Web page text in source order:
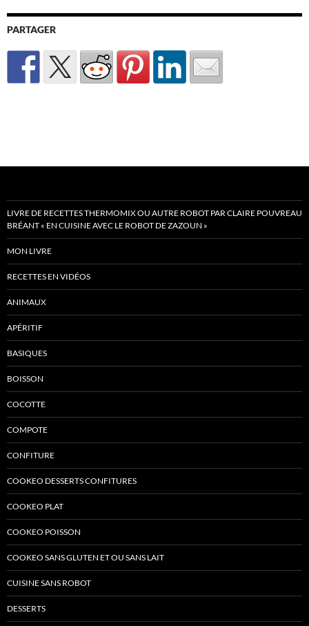
PARTAGER
LIVRE DE RECETTES THERMOMIX OU AUTRE ROBOT PAR CLAIRE POUVREAU
BRÉANT « EN CUISINE AVEC LE ROBOT DE ZAZOUN »
MON LIVRE
RECETTES EN VIDÉOS
ANIMAUX
APÉRITIF
BASIQUES
BOISSON
COCOTTE
COMPOTE
CONFITURE
COOKEO DESSERTS CONFITURES
COOKEO PLAT
COOKEO POISSON
COOKEO SANS GLUTEN ET OU SANS LAIT
CUISINE SANS ROBOT
DESSERTS